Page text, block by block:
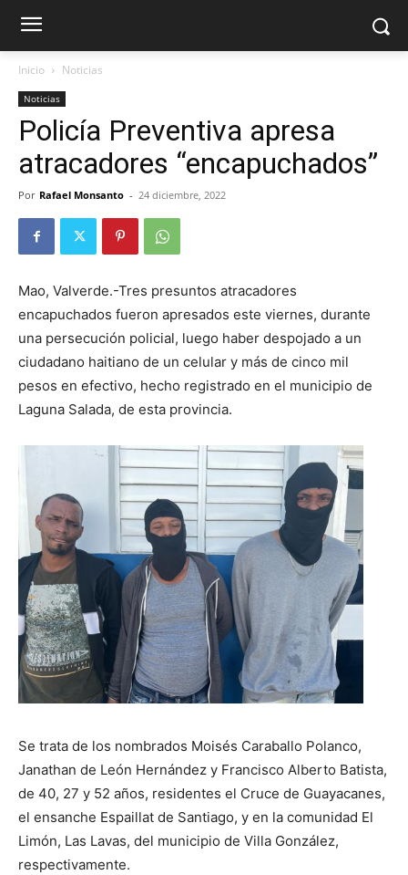
Inicio Noticias
Noticias
Policía Preventiva apresa
atracadores “encapuchados”
Por Rafael Monsanto - 24 diciembre, 2022
Mao, Valverde.-Tres presuntos atracadores
encapuchados fueron apresados este viernes, durante
una persecución policial, luego haber despojado a un
ciudadano haitiano de un celular y más de cinco mil
pesos en efectivo, hecho registrado en el municipio de
Laguna Salada, de esta provincia.
Se trata de los nombrados Moisés Caraballo Polanco,
Janathan de León Hernández y Francisco Alberto Batista,
de 40, 27 y 52 años, residentes el Cruce de Guayacanes,
el ensanche Espaillat de Santiago, y en la comunidad El
Limón, Las Lavas, del municipio de Villa González,
respectivamente.